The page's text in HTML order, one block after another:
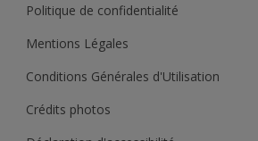
Politique de confidentialité
Mentions Légales
Conditions Générales d'Utilisation
Crédits photos